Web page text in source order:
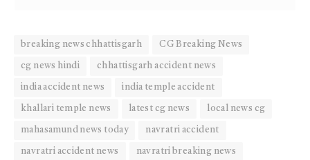
breaking news chhattisgarh CG Breaking News
cg news hindi chhattisgarh accident news
india accident news india temple accident
khallari temple news latest cg news local news cg
mahasamund news today navratri accident
navratri accident news navratri breaking news